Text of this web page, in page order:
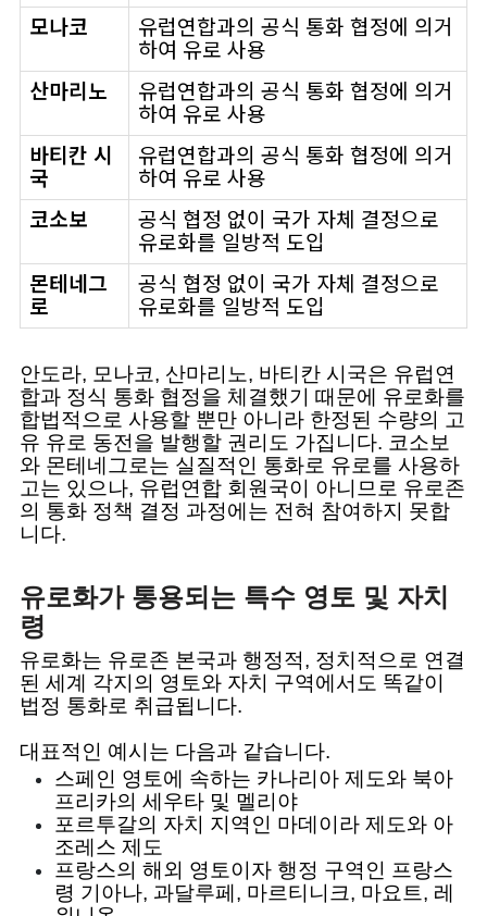
모나코
유럽연합과의 공식 통화 협정에 의거
하여 유로 사용
산마리노
유럽연합과의 공식 통화 협정에 의거
하여 유로 사용
바티칸 시
국
유럽연합과의 공식 통화 협정에 의거
하여 유로 사용
코소보
공식 협정 없이 국가 자체 결정으로
유로화를 일방적 도입
몬테네그
로
공식 협정 없이 국가 자체 결정으로
유로화를 일방적 도입
안도라, 모나코, 산마리노, 바티칸 시국은 유럽연
합과 정식 통화 협정을 체결했기 때문에 유로화를
합법적으로 사용할 뿐만 아니라 한정된 수량의 고
유 유로 동전을 발행할 권리도 가집니다. 코소보
와 몬테네그로는 실질적인 통화로 유로를 사용하
고는 있으나, 유럽연합 회원국이 아니므로 유로존
의 통화 정책 결정 과정에는 전혀 참여하지 못합
니다.
유로화가 통용되는 특수 영토 및 자치
령
유로화는 유로존 본국과 행정적, 정치적으로 연결
된 세계 각지의 영토와 자치 구역에서도 똑같이
법정 통화로 취급됩니다.
대표적인 예시는 다음과 같습니다.
스페인 영토에 속하는 카나리아 제도와 북아
프리카의 세우타 및 멜리야
포르투갈의 자치 지역인 마데이라 제도와 아
조레스 제도
프랑스의 해외 영토이자 행정 구역인 프랑스
령 기아나, 과달루페, 마르티니크, 마요트, 레